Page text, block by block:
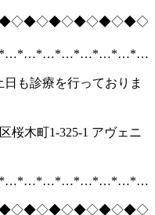
も診療を行っておりま
桜木町1-325-1 アヴェニ